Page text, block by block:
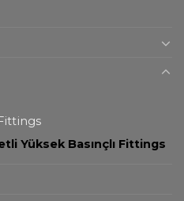
Yüksek Basınçlı Fittings